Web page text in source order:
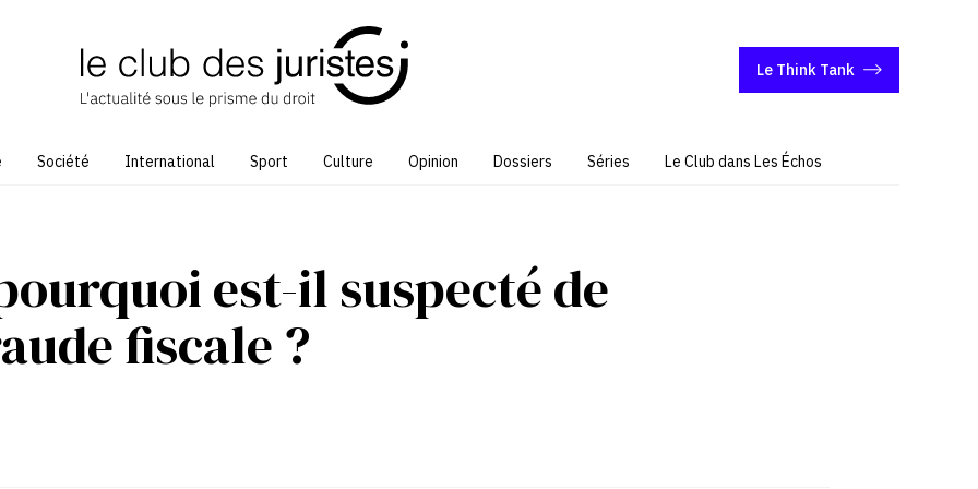
Le Think Tank
Société International Sport Culture Opinion Dossiers Séries Le Club dans Les Échos
est-il suspecté de
fiscale ?